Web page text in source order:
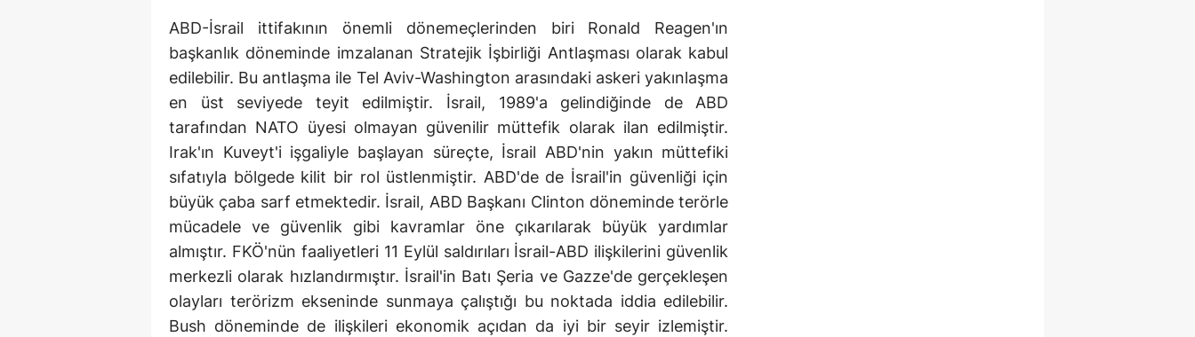
ABD-İsrail ittifakının önemli dönemeçlerinden biri Ronald Reagen'ın
başkanlık döneminde imzalanan Stratejik İşbirliği Antlaşması olarak kabul
edilebilir. Bu antlaşma ile Tel Aviv-Washington arasındaki askeri yakınlaşma
en üst seviyede teyit edilmiştir. İsrail, 1989'a gelindiğinde de ABD
tarafından NATO üyesi olmayan güvenilir müttefik olarak ilan edilmiştir.
Irak'ın Kuveyt'i işgaliyle başlayan süreçte, İsrail ABD'nin yakın müttefiki
sıfatıyla bölgede kilit bir rol üstlenmiştir. ABD'de de İsrail'in güvenliği için
büyük çaba sarf etmektedir. İsrail, ABD Başkanı Clinton döneminde terörle
mücadele ve güvenlik gibi kavramlar öne çıkarılarak büyük yardımlar
almıştır. FKÖ'nün faaliyetleri 11 Eylül saldırıları İsrail-ABD ilişkilerini güvenlik
merkezli olarak hızlandırmıştır. İsrail'in Batı Şeria ve Gazze'de gerçekleşen
olayları terörizm ekseninde sunmaya çalıştığı bu noktada iddia edilebilir.
Bush döneminde de ilişkileri ekonomik açıdan da iyi bir seyir izlemiştir.